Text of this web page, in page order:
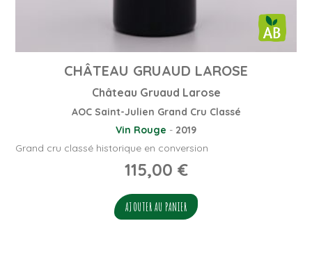
CHÂTEAU GRUAUD LAROSE
Château Gruaud Larose
AOC Saint-Julien Grand Cru Classé
Vin Rouge - 2019
Grand cru classé historique en conversion
115,00 €
AJOUTER AU PANIER